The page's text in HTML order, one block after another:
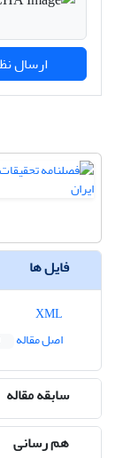
فایل ها
اصل مقاله
سابقه مقاله
هم رسانی